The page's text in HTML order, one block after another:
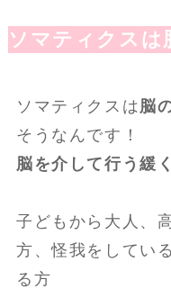
ソマティクスは
ソマティクスは 脳
そうなんです！
脳を介して行う緩
子どもから大人、
方、怪我をしてい
る方